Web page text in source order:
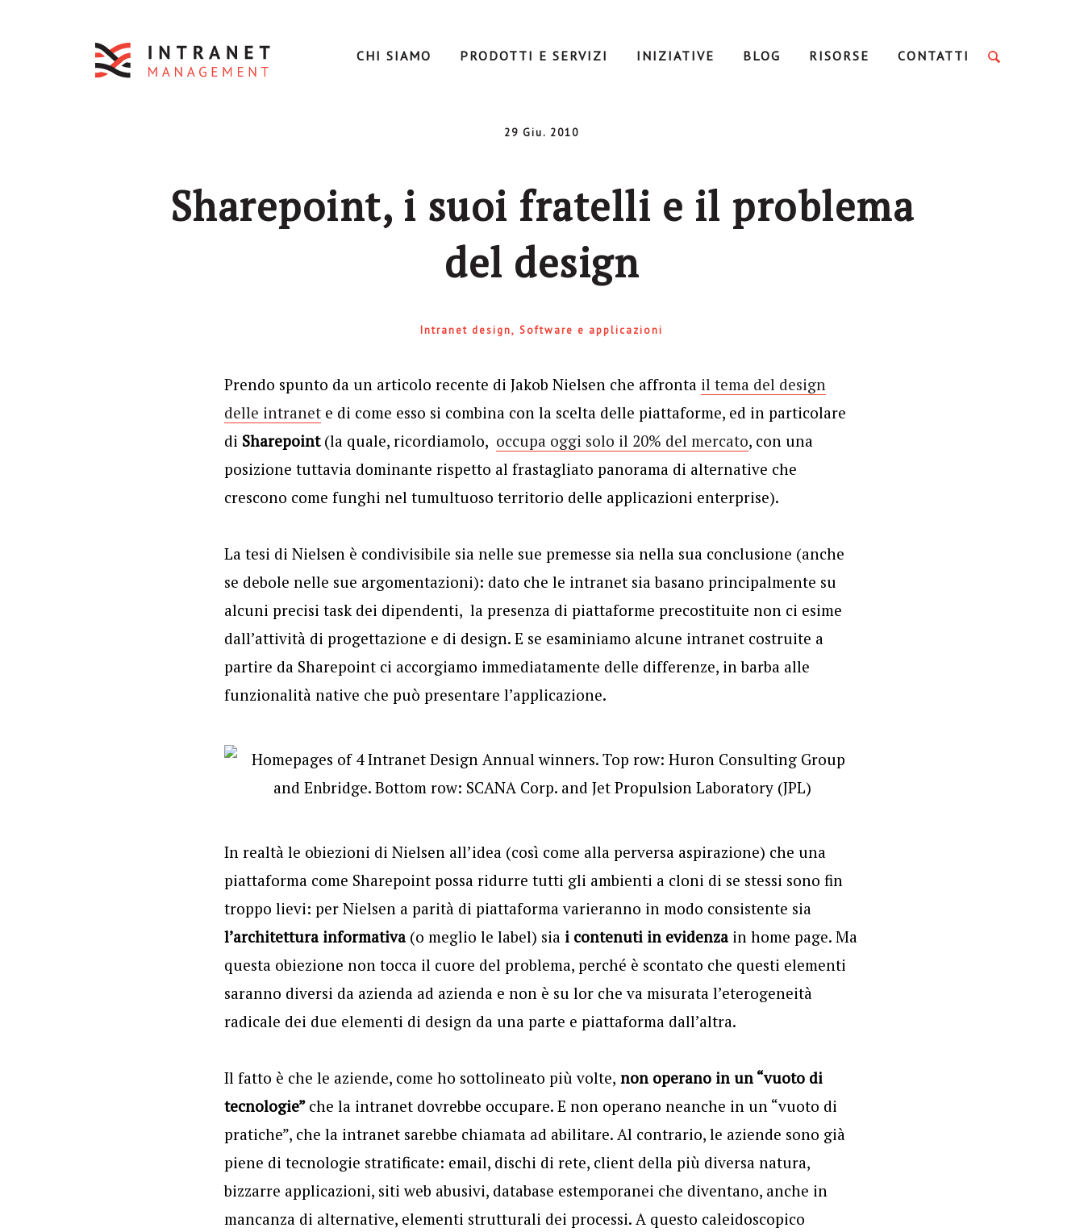
CHI SIAMO PRODOTTI E SERVIZI INIZIATIVE BLOG RISORSE CONTATTI
29 Giu. 2010
Sharepoint, i suoi fratelli e il problema
del design
Intranet design Software e applicazioni
Prendo spunto da un articolo recente di Jakob Nielsen che affronta il tema del design
delle intranete di come esso si combina con la scelta delle piattaforme, ed in particolare
di Sharepoint (la quale, ricordiamolo, occupa oggi solo il 20% del mercato, con una
posizione tuttavia dominante rispetto al frastagliato panorama di alternative che
crescono come funghi nel tumultuoso territorio delle applicazioni enterprise).
La tesi di Nielsen è condivisibile sia nelle sue premesse sia nella sua conclusione (anche
se debole nelle sue argomentazioni): dato che le intranet sia basano principalmente su
alcuni precisi task dei dipendenti, la presenza di piattaforme precostituite non ci esime
dall’attività di progettazione e di design. E se esaminiamo alcune intranet costruite a
partire da Sharepoint ci accorgiamo immediatamente delle differenze, in barba alle
funzionalità native che può presentare l’applicazione.
In realtà le obiezioni di Nielsen all’idea (così come alla perversa aspirazione) che una
piattaforma come Sharepoint possa ridurre tutti gli ambienti a cloni di se stessi sono fin
troppo lievi: per Nielsen a parità di piattaforma varieranno in modo consistente sia
l’architettura informativa(o meglio le label) sia i contenuti in evidenzain home page. Ma
questa obiezione non tocca il cuore del problema, perché è scontato che questi elementi
saranno diversi da azienda ad azienda e non è su lor che va misurata l’eterogeneità
radicale dei due elementi di design da una parte e piattaforma dall’altra.
Il fatto è che le aziende, come ho sottolineato più volte, non operano in un “vuoto di
tecnologie” che la intranet dovrebbe occupare. E non operano neanche in un “vuoto di
pratiche”, che la intranet sarebbe chiamata ad abilitare. Al contrario, le aziende sono già
piene di tecnologie stratificate: email, dischi di rete, client della più diversa natura,
bizzarre applicazioni, siti web abusivi, database estemporanei che diventano, anche in
mancanza di alternative, elementi strutturali dei processi. A questo caleidoscopico